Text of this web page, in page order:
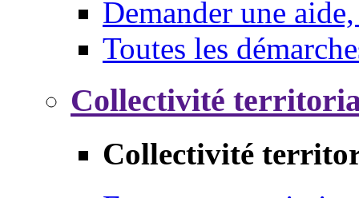
Demander une
Toutes les
Collectivité
Collectivité